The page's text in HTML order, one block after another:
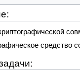
средство